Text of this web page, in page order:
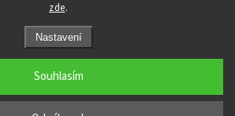
zde.
Nastavení
Souhlasím
Upravit nastavení cookies